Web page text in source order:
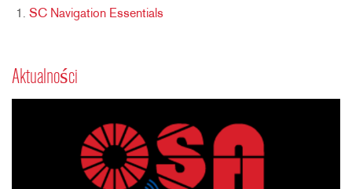
SC Navigation Essentials
Aktualności